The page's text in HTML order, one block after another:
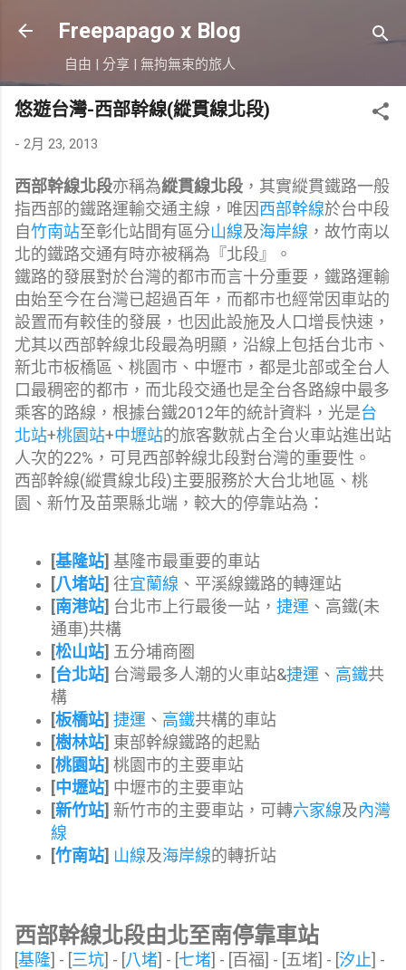
跳到主要內容
Freepapago x Blog
自由 | 分享 | 無拘無束的旅人
悠遊台灣-西部幹線(縱貫線北段)
- 2月 23, 2013
西部幹線北段亦稱為縱貫線北段 ，其實縱貫鐵路一般
指西部的鐵路運輸交通主線，唯因西部幹線於台中段
自竹南站至彰化站間有區分山線及海岸線 ，故竹南以
北的鐵路交通有時亦被稱為『北段』。
鐵路的發展對於台灣的都市而言十分重要，鐵路運輸
由始至今在台灣已超過百年，而都市也經常因車站的
設置而有較佳的發展，也因此設施及人口增長快速，
尤其以西部幹線北段最為明顯，沿線上包括台北市、
新北市板橋區、桃園市、中壢市，都是北部或全台人
口最稠密的都市，而北段交通也是全台各路線中最多
乘客的路線，根據台鐵2012年的統計資料，光是台
北站+桃園站+中壢站的旅客數就占全台火車站進出站
人次的22%，可見西部幹線北段對台灣的重要性。
西部幹線(縱貫線北段)主要服務於大台北地區、桃
園、新竹及苗栗縣北端，較大的停靠站為：
[基隆站] 基隆市最重要的車站
[八堵站] 往宜蘭線 、平溪線鐵路的轉運站
[南港站] 台北市上行最後一站， 捷運 、高鐵(未
通車)共構
[松山站] 五分埔商圈
[台北站] 台灣最多人潮的火車站&捷運 、 高鐵共
構
[板橋站] 捷運 、 高鐵共構的車站
[樹林站] 東部幹線鐵路的起點
[桃園站] 桃園市的主要車站
[中壢站] 中壢市的主要車站
[新竹站] 新竹市的主要車站，可轉六家線及內灣
線
[竹南站] 山線及海岸線的轉折站
西部幹線北段由北至南停靠車站
[基隆] - [三坑] - [八堵] - [七堵] - [百福] - [五堵] - [汐止] -